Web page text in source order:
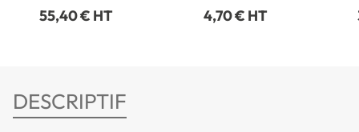
55,40 € HT 4,70 € HT
DESCRIPTIF